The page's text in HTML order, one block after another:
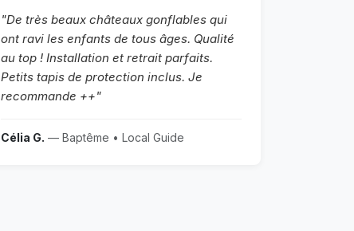
"De très beaux châteaux gonflables qui
ont ravi les enfants de tous âges. Qualité
au top ! Installation et retrait parfaits.
Petits tapis de protection inclus. Je
recommande ++"
Célia G. — Baptême • Local Guide